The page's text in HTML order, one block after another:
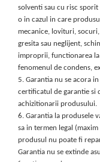
solventi sau cu risc
o in cazul in care
mecanice, lovituri,
gresita sau neglijent,
improprii, functionarea la
fenomenul de condens,
5. Garantia nu se acora
certificatul de garantie si
achizitionarii produsului.
6. Garantia la produsele
sa in termen legal
produsul nu poate fi
Garantia nu se extinde